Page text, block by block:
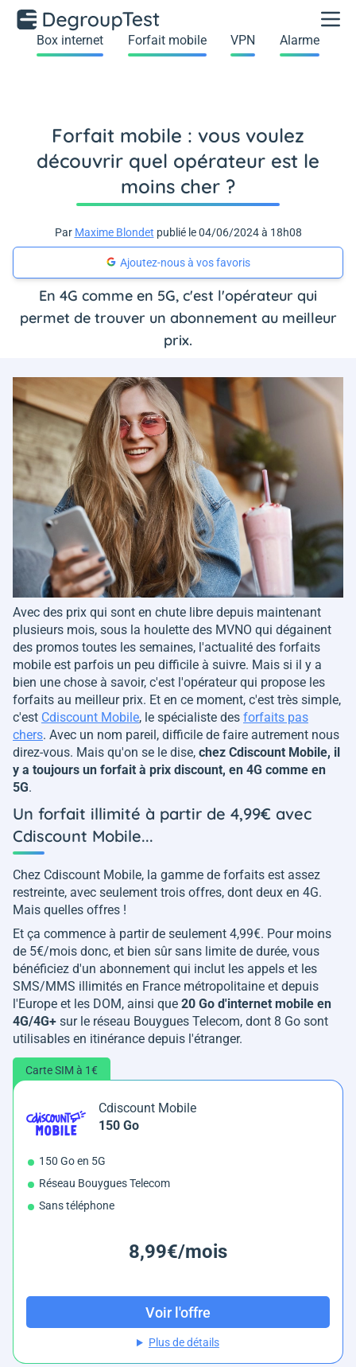
Box internet Forfait mobile VPN Alarme
Forfait mobile : vous voulez
découvrir quel opérateur est le
moins cher ?
Par Maxime Blondet publié le 04/06/2024 à 18h08
Ajoutez-nous à vos favoris
En 4G comme en 5G, c'est l'opérateur qui
permet de trouver un abonnement au meilleur
prix.
Avec des prix qui sont en chute libre depuis maintenant
plusieurs mois, sous la houlette des MVNO qui dégainent
des promos toutes les semaines, l'actualité des forfaits
mobile est parfois un peu difficile à suivre. Mais si il y a
bien une chose à savoir, c'est l'opérateur qui propose les
forfaits au meilleur prix. Et en ce moment, c'est très simple,
c'est Cdiscount Mobile, le spécialiste des forfaits pas
chers. Avec un nom pareil, difficile de faire autrement nous
direz-vous. Mais qu'on se le dise, chez Cdiscount Mobile, il
y a toujours un forfait à prix discount, en 4G comme en
5G.
Un forfait illimité à partir de 4,99€ avec
Cdiscount Mobile...
Chez Cdiscount Mobile, la gamme de forfaits est assez
restreinte, avec seulement trois offres, dont deux en 4G.
Mais quelles offres !
Et ça commence à partir de seulement 4,99€. Pour moins
de 5€/mois donc, et bien sûr sans limite de durée, vous
bénéficiez d'un abonnement qui inclut les appels et les
SMS/MMS illimités en France métropolitaine et depuis
l'Europe et les DOM, ainsi que 20 Go d'internet mobile en
4G/4G+ sur le réseau Bouygues Telecom, dont 8 Go sont
utilisables en itinérance depuis l'étranger.
Carte SIM à 1€
Cdiscount Mobile
150 Go
150 Go en 5G
Réseau Bouygues Telecom
Sans téléphone
8,99€/mois
Voir l'offre
Plus de détails